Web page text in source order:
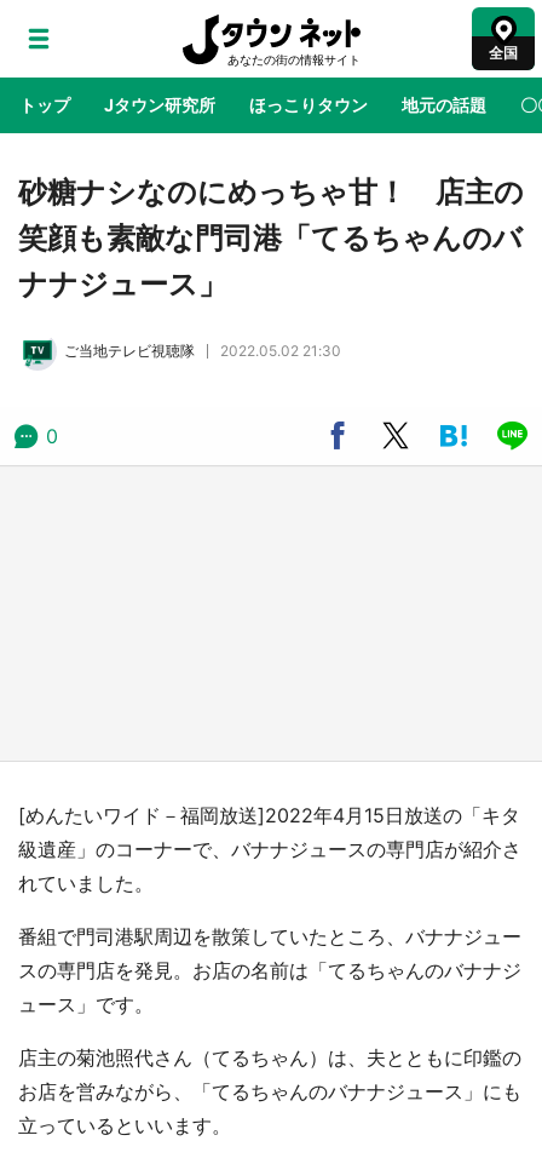
全国
トップ Jタウン研究所 ほっこりタウン 地元の話題 〇
地域×二次元 絶景 あの時はありがとう 物語がはじ
ラプラス・ダークネスが栃木県を征服！？ 県
公式プロモ動画で「聖地」が生産されてます
の「猫猫像」も【8／1～10／26】
砂糖ナシなのにめっちゃ甘！ 店主の
笑顔も素敵な門司港「てるちゃんのバ
ナナジュース」
ご当地テレビ視聴隊 2022.05.02 21:30
0
[めんたいワイド－福岡放送]2022年4月15日放送の「キタ
級遺産」のコーナーで、バナナジュースの専門店が紹介さ
れていました。
番組で門司港駅周辺を散策していたところ、バナナジュー
スの専門店を発見。お店の名前は「てるちゃんのバナナジ
ュース」です。
店主の菊池照代さん（てるちゃん）は、夫とともに印鑑の
お店を営みながら、「てるちゃんのバナナジュース」にも
立っているといいます。